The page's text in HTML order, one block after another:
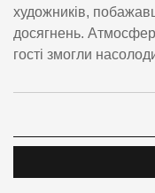
художників,
досягнень.
гості змогли